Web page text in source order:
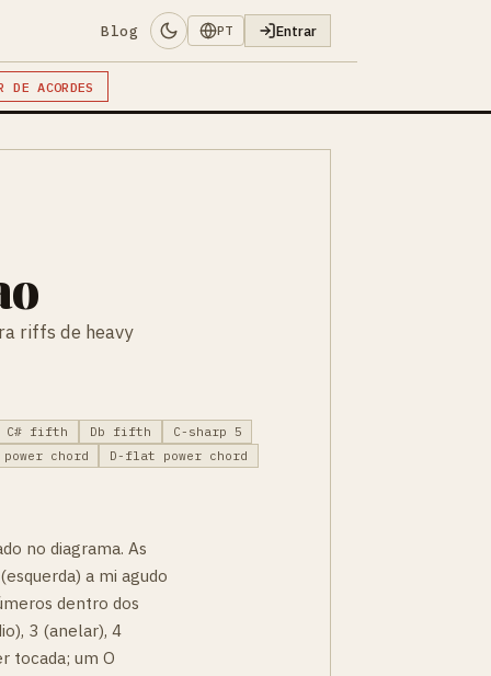
Blog PT Entrar
DE ACORDES
riffs de heavy
C# fifth Db fifth
C-sharp 5
power chord
D-flat power chord
no diagrama. As
a mi agudo
dentro dos
3 (anelar), 4
tocada; um O